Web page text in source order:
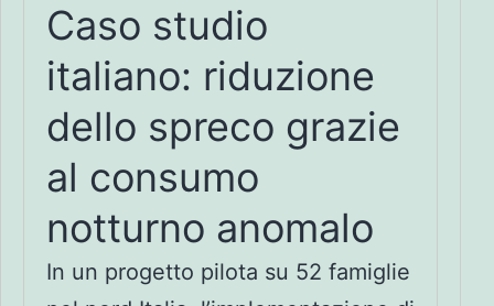
Caso studio
italiano: riduzione
dello spreco grazie
al consumo
notturno anomalo
In un progetto pilota su 52 famiglie